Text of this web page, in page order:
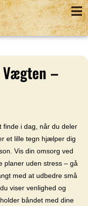
Vægten –
finde i dag, når du deler
et lille tegn hjælper dig
Vis din omsorg ved
uden stress – gå
med at udbedre små
viser venlighed og
båndet med dine